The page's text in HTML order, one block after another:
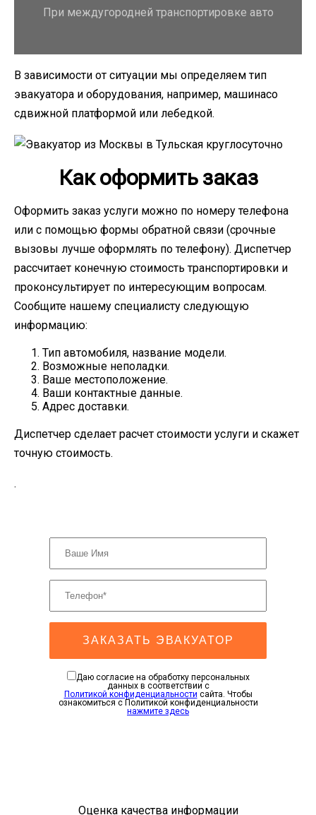
При междугородней транспортировке авто
В зависимости от ситуации мы определяем тип
эвакуатора и оборудования, например, машинасо
сдвижной платформой или лебедкой.
Как оформить заказ
Оформить заказ услуги можно по номеру телефона
или с помощью формы обратной связи (срочные
вызовы лучше оформлять по телефону). Диспетчер
рассчитает конечную стоимость транспортировки и
проконсультирует по интересующим вопросам.
Сообщите нашему специалисту следующую
информацию:
Тип автомобиля, название модели.
Возможные неполадки.
Ваше местоположение.
Ваши контактные данные.
Адрес доставки.
Диспетчер сделает расчет стоимости услуги и скажет
точную стоимость.
.
ЗАКАЗАТЬ ЭВАКУАТОР
Даю согласие на обработку персональных
данных в соответствии с
Политикой конфиденциальности сайта. Чтобы
ознакомиться с Политикой конфиденциальности
нажмите здесь
Оценка качества информации